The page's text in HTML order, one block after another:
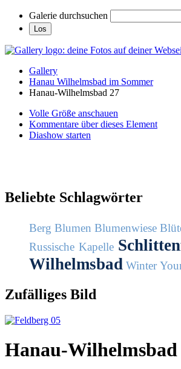
Galerie durchsuchen
Gallery
Hanau Wilhelmsbad im Sommer
Hanau-Wilhelmsbad 27
Volle Größe anschauen
Kommentare über dieses Element
Diashow starten
Beliebte Schlagwörter
Berg Blumen Blumenwiese
Russische Kapelle
Wilhelmsbad Winter
Zufälliges Bild
Hanau-Wilhelmsbad